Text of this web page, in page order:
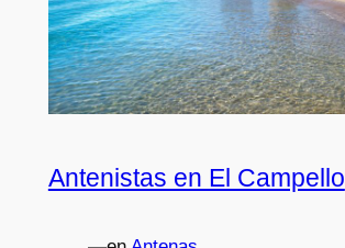
Antenistas en El Campello